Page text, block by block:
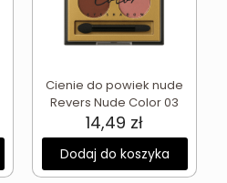
Cienie do powiek nude
Revers Nude Color 03
14,49 zł
Dodaj do koszyka